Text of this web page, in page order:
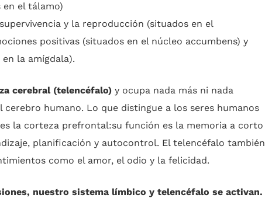
en el tálamo)
y la reproducción (situados en el
positivas (situados en el núcleo accumbens) y
la amígdala).
cerebral (telencéfalo) y ocupa nada más ni nada
humano. Lo que distingue a los seres humanos
la corteza prefrontal:su función es la memoria a corto
planificación y autocontrol. El telencéfalo también
como el amor, el odio y la felicidad.
nuestro sistema límbico y telencéfalo se activan.